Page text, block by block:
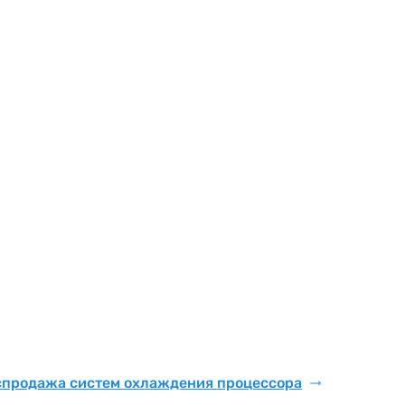
систем охлаждения процессора